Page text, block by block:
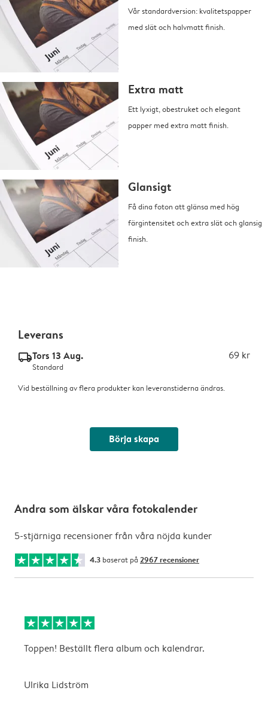
Vår standardversion: kvalitetspapper
med slät och halvmatt finish.
Extra matt
Ett lyxigt, obestruket och elegant
papper med extra matt finish.
Glansigt
Få dina foton att glänsa med hög
färgintensitet och extra slät och glansig
finish.
Leverans
delivery_standard_v2Tors 13 Aug. 69 kr
Standard
Vid beställning av flera produkter kan leveranstiderna ändras.
Börja skapa
Andra som älskar våra fotokalender
5-stjärniga recensioner från våra nöjda kunder
4.3 baserat på 2967 recensioner
Toppen! Beställt flera album och kalendrar.
Ulrika Lidström